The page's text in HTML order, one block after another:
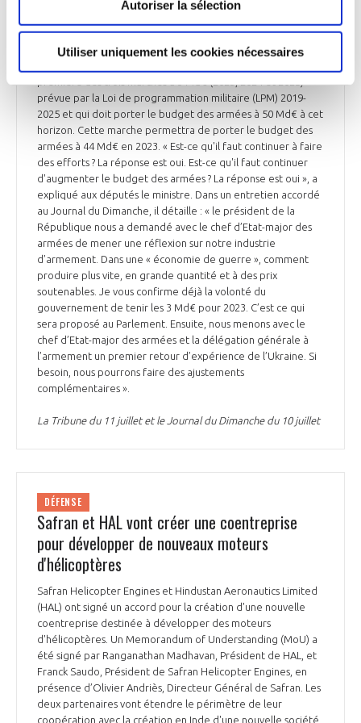
Autoriser la sélection
Utiliser uniquement les cookies nécessaires
juillet lors de son audition à la commission de la Défense de
l'Assemblée nationale que « le gouvernement proposera
prévue par la Loi de programmation militaire (LPM) 2019-
2025 et qui doit porter le budget des armées à 50 Md€ à cet
horizon. Cette marche permettra de porter le budget des
armées à 44 Md€ en 2023. « Est-ce qu'il faut continuer à faire
des efforts ? La réponse est oui. Est-ce qu'il faut continuer
d'augmenter le budget des armées ? La réponse est oui », a
expliqué aux députés le ministre. Dans un entretien accordé
au Journal du Dimanche, il détaille : « le président de la
République nous a demandé avec le chef d’Etat-major des
armées de mener une réflexion sur notre industrie
d’armement. Dans une « économie de guerre », comment
produire plus vite, en grande quantité et à des prix
soutenables. Je vous confirme déjà la volonté du
gouvernement de tenir les 3 Md€ pour 2023. C’est ce qui
sera proposé au Parlement. Ensuite, nous menons avec le
chef d’Etat-major des armées et la délégation générale à
l’armement un premier retour d’expérience de l’Ukraine. Si
besoin, nous pourrons faire des ajustements
complémentaires ».
La Tribune du 11 juillet et le Journal du Dimanche du 10 juillet
DÉFENSE
Safran et HAL vont créer une coentreprise
pour développer de nouveaux moteurs
d'hélicoptères
Safran Helicopter Engines et Hindustan Aeronautics Limited
(HAL) ont signé un accord pour la création d'une nouvelle
coentreprise destinée à développer des moteurs
d'hélicoptères. Un Memorandum of Understanding (MoU) a
été signé par Ranganathan Madhavan, Président de HAL, et
Franck Saudo, Président de Safran Helicopter Engines, en
présence d’Olivier Andriès, Directeur Général de Safran. Les
deux partenaires vont étendre le périmètre de leur
coopération avec la création en Inde d'une nouvelle société